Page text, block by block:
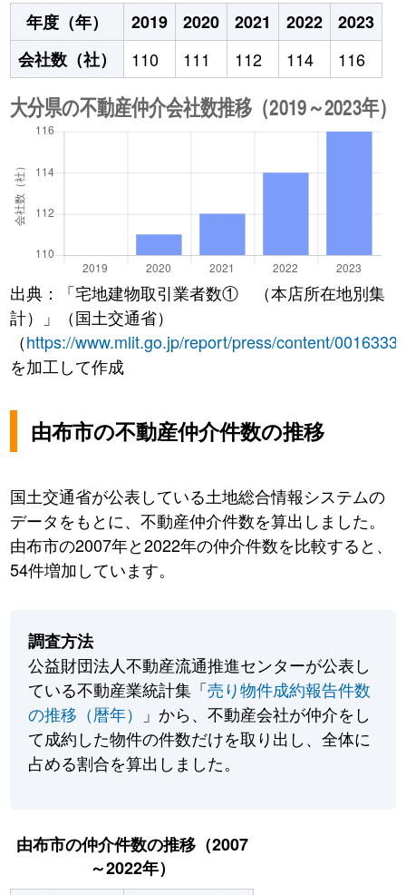
年度（年）
2019 2020 2021 2022
2023
会社数（社）
110 111 112 114 116
出典：「宅地建物取引業者数① （本店所在地別集
計）」（国土交通省）
（https://www.mlit.go.jp/report/press/content/
を加工して作成
由布市の不動産仲介件数の推移
国土交通省が公表している土地総合情報システムの
データをもとに、不動産仲介件数を算出しました。
由布市の2007年と2022年の仲介件数を比較すると、
54件増加しています。
調査方法
公益財団法人不動産流通推進センターが公表し
ている不動産業統計集「売り物件成約報告件数
の推移（暦年）
」から、不動産会社が仲介をし
て成約した物件の件数だけを取り出し、全体に
占める割合を算出しました。
由布市の仲介件数の推移（2007
～2022年）